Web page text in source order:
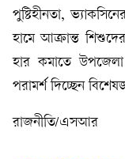
পুষ্টিহীনতা,
হামে আক্রান্ত
হার কমাতে উপজেলা
পরামর্শ দিচ্ছেন
রাজনীতি/এসআর